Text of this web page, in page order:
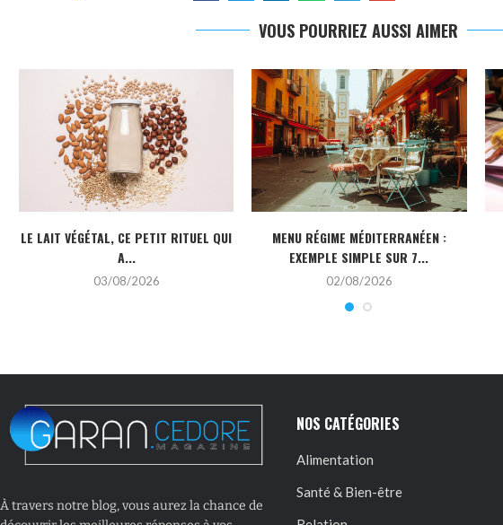
VOUS POURRIEZ AUSSI AIMER
LE LAIT VÉGÉTAL, CE PETIT RITUEL QUI
A...
03/08/2026
MENU RÉGIME MÉDITERRANÉEN :
EXEMPLE SIMPLE SUR 7...
02/08/2026
À travers notre blog, vous aurez la chance de
NOS CATÉGORIES
Alimentation
Santé & Bien-être